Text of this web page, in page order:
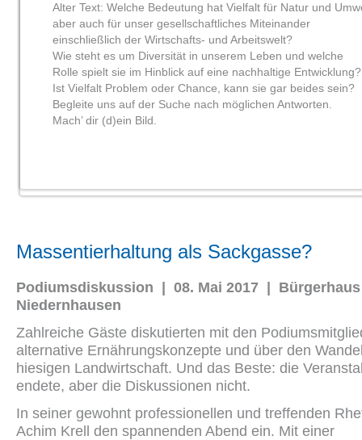
Alter Text: Welche Bedeutung hat Vielfalt für Natur und
aber auch für unser gesellschaftliches Miteinander
einschließlich der Wirtschafts- und Arbeitswelt?
Wie steht es um Diversität in unserem Leben und welche
Rolle spielt sie im Hinblick auf eine nachhaltige Entwicklung?
Ist Vielfalt Problem oder Chance, kann sie gar beides sein?
Begleite uns auf der Suche nach möglichen Antworten.
Mach’ dir (d)ein Bild.
Massentierhaltung als Sackgasse?
Podiumsdiskussion | 08. Mai 2017 | Bürgerhaus
Niedernhausen
Zahlreiche Gäste diskutierten mit den
alternative Ernährungskonzepte und über den
hiesigen Landwirtschaft. Und das Beste: die
endete, aber die Diskussionen nicht.
In seiner gewohnt professionellen und treffenden
Achim Krell den spannenden Abend ein. Mit einer